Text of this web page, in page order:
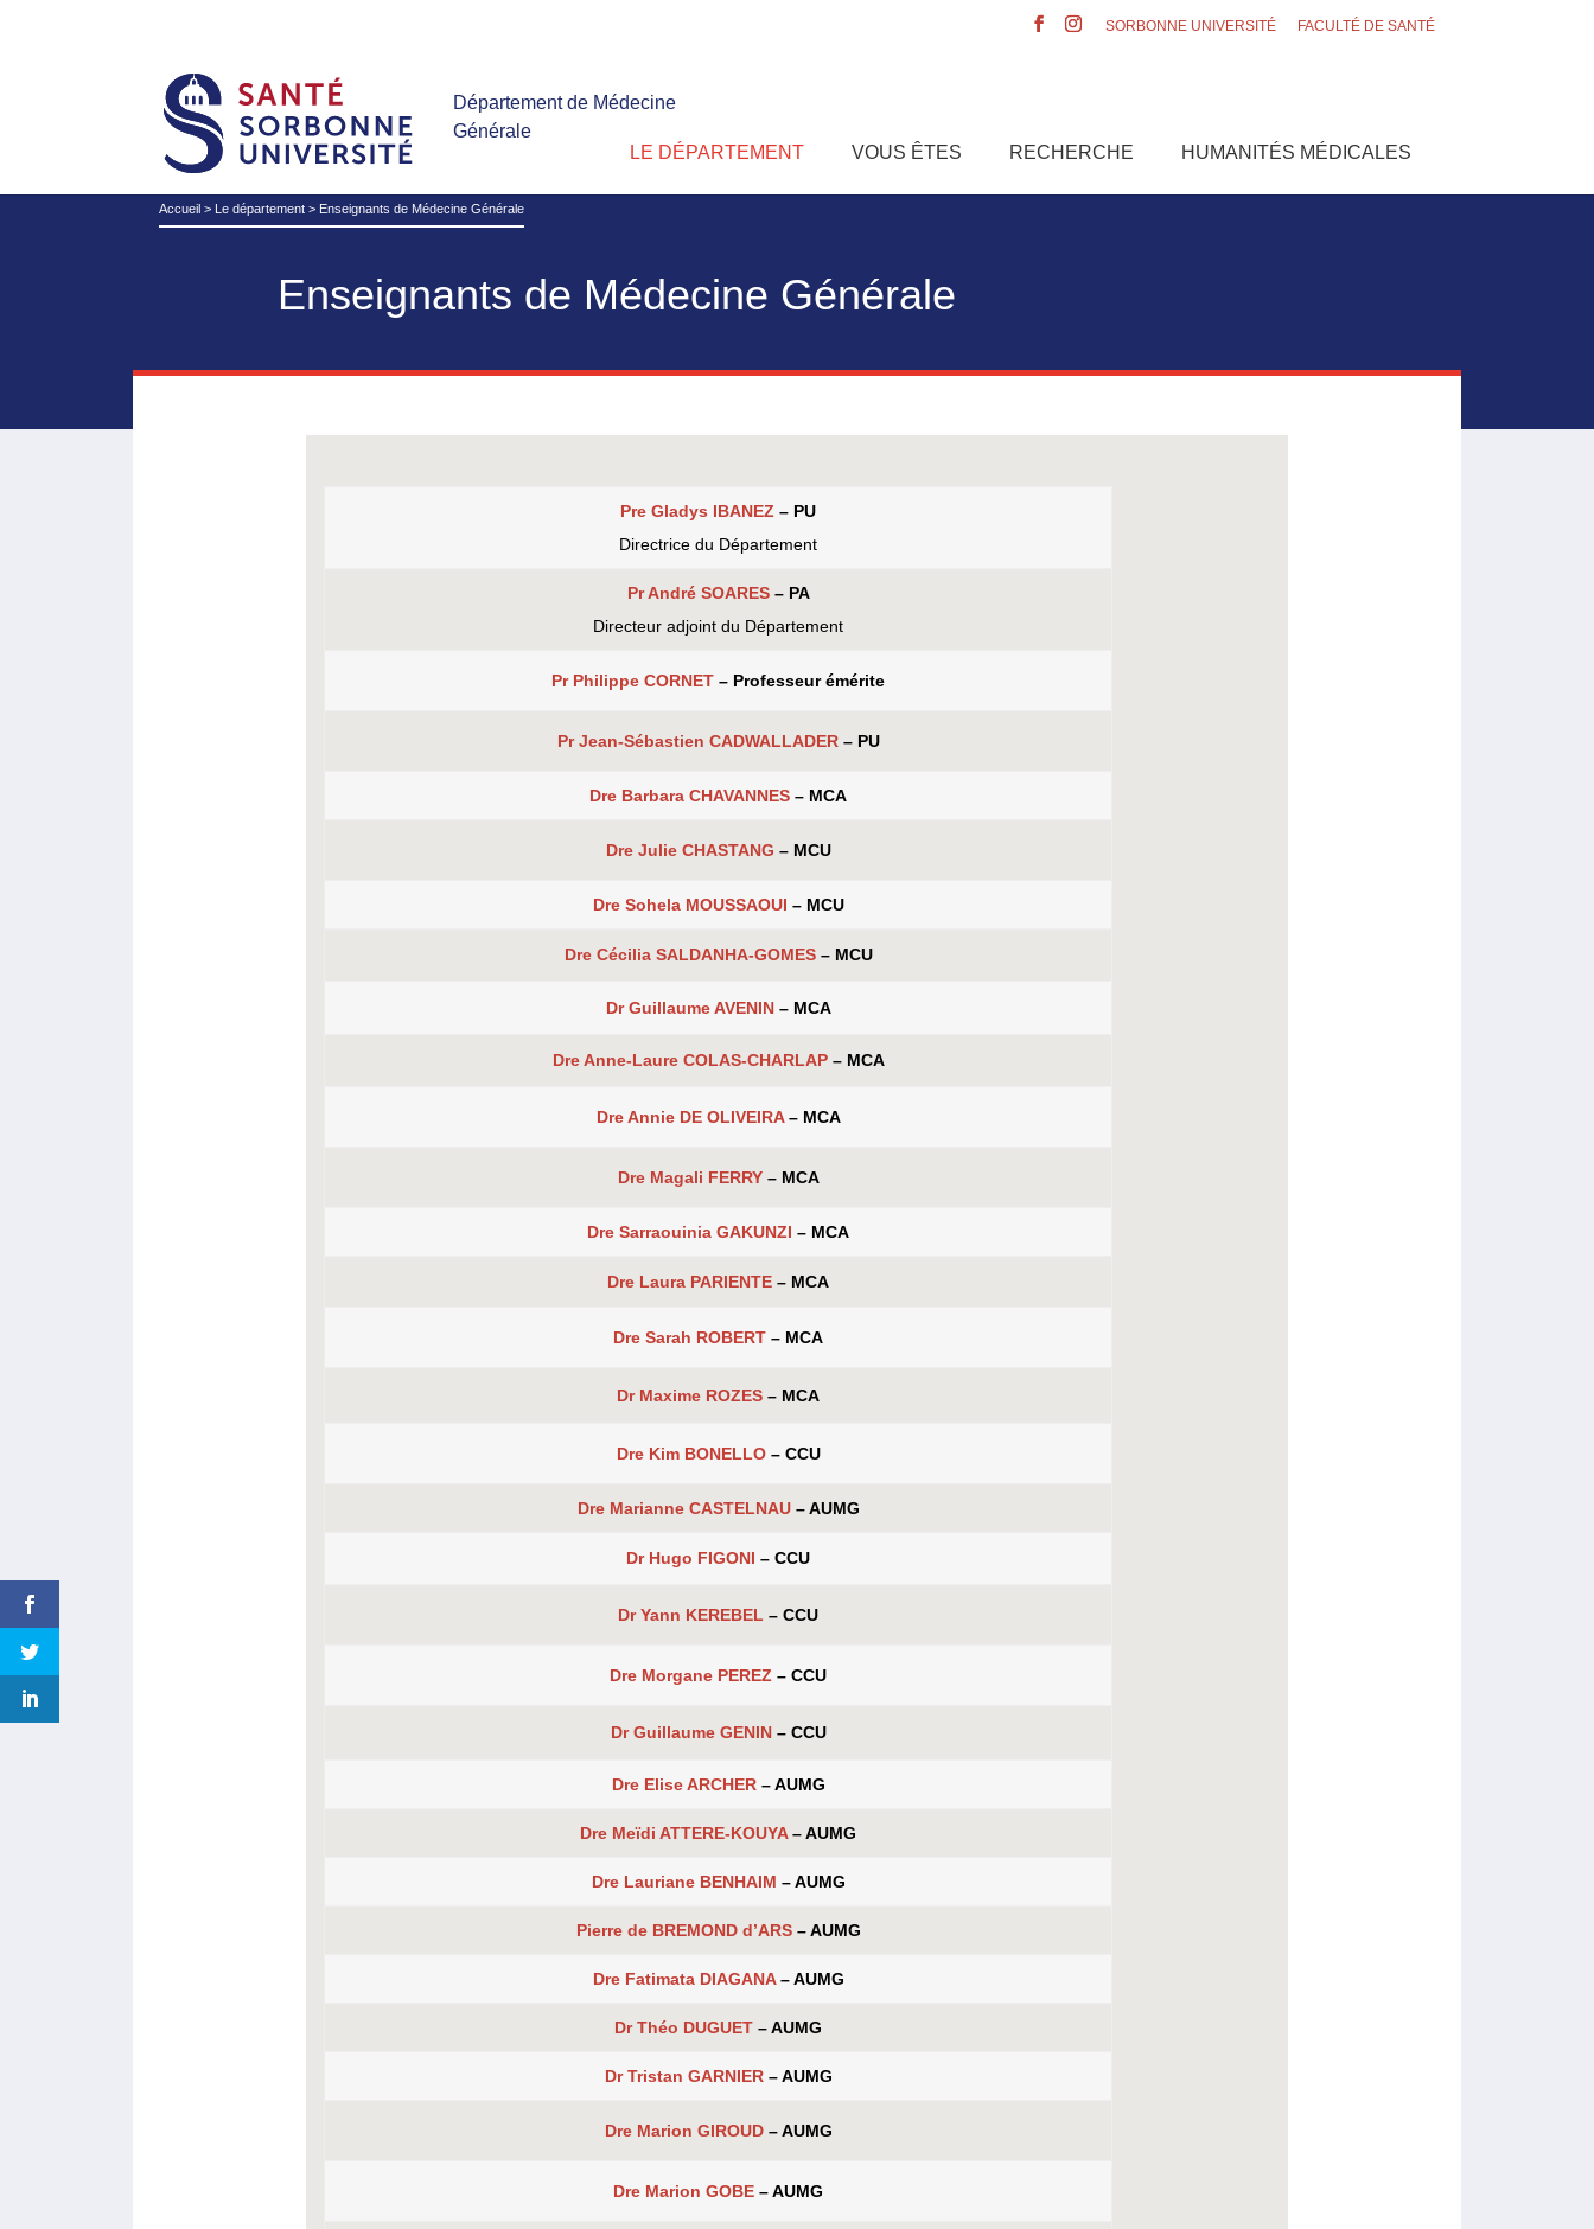
SORBONNE UNIVERSITÉ FACULTÉ DE SANTÉ
Département de Médecine
Générale
LE DÉPARTEMENT
VOUS ÊTES RECHERCHE HUMANITÉS MÉDICALES
Accueil > Le département > Enseignants de Médecine Générale
Enseignants de Médecine Générale
Pre Gladys IBANEZ – PU
Directrice du Département
Pr André SOARES – PA
Directeur adjoint du Département
Pr Philippe CORNET – Professeur émérite
Pr Jean-Sébastien CADWALLADER– PU
Dre Barbara CHAVANNES – MCA
Dre Julie CHASTANG – MCU
Dre Sohela MOUSSAOUI – MCU
Dre Cécilia SALDANHA-GOMES– MCU
Dr Guillaume AVENIN– MCA
Dre Anne-Laure COLAS-CHARLAP– MCA
Dre Annie DE OLIVEIRA– MCA
Dre Magali FERRY– MCA
Dre Sarraouinia GAKUNZI – MCA
Dre Laura PARIENTE – MCA
Dre Sarah ROBERT – MCA
Dr Maxime ROZES – MCA
Dre Kim BONELLO– CCU
Dre Marianne CASTELNAU– AUMG
Dr Hugo FIGONI – CCU
Dr Yann KEREBEL – CCU
Dre Morgane PEREZ – CCU
Dr Guillaume GENIN– CCU
Dre Elise ARCHER– AUMG
Dre Meïdi ATTERE-KOUYA– AUMG
Dre Lauriane BENHAIM – AUMG
Pierre de BREMOND d’ARS– AUMG
Dre Fatimata DIAGANA– AUMG
Dr Théo DUGUET – AUMG
Dr Tristan GARNIER– AUMG
Dre Marion GIROUD– AUMG
Dre Marion GOBE – AUMG